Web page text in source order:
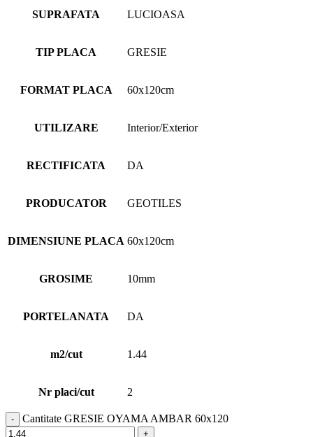
SUPRAFATA LUCIOASA
TIP PLACA GRESIE
FORMAT PLACA 60x120cm
UTILIZARE Interior/Exterior
RECTIFICATA DA
PRODUCATOR GEOTILES
DIMENSIUNE PLACA 60x120cm
GROSIME 10mm
PORTELANATA DA
m2/cut 1.44
Nr placi/cut 2
Cantitate GRESIE OYAMA AMBAR 60x120